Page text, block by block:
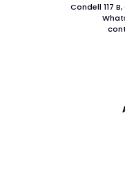
Condell 117